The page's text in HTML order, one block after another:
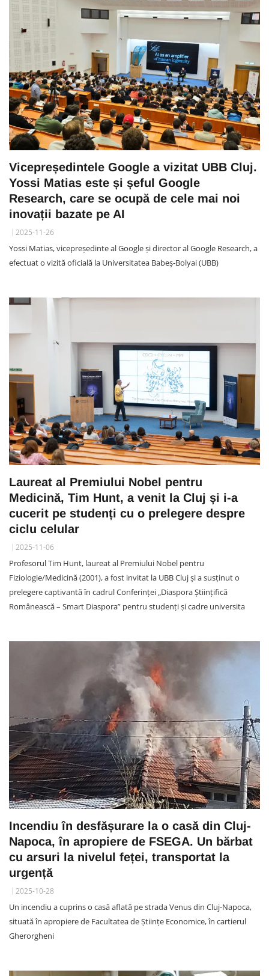
Vicepreședintele Google a vizitat UBB Cluj.
Yossi Matias este și șeful Google
Research, care se ocupă de cele mai noi
inovații bazate pe AI
2025-11-26
Yossi Matias, vicepreședinte al Google și director al Google Research, a
efectuat o vizită oficială la Universitatea Babeș‑Bolyai (UBB)
Laureat al Premiului Nobel pentru
Medicină, Tim Hunt, a venit la Cluj și i-a
cucerit pe studenți cu o prelegere despre
ciclu celular
2025-11-06
Profesorul Tim Hunt, laureat al Premiului Nobel pentru
Fiziologie/Medicină (2001), a fost invitat la UBB Cluj și a susținut o
prelegere captivantă în cadrul Conferinței „Diaspora Științifică
Românească – Smart Diaspora” pentru studenți și cadre universita
Incendiu în desfășurare la o casă din Cluj-
Napoca, în apropiere de FSEGA. Un bărbat
cu arsuri la nivelul feței, transportat la
urgență
2025-10-28
Un incendiu a cuprins o casă aflată pe strada Venus din Cluj-Napoca,
situată în apropiere de Facultatea de Științe Economice, în cartierul
Gherorgheni